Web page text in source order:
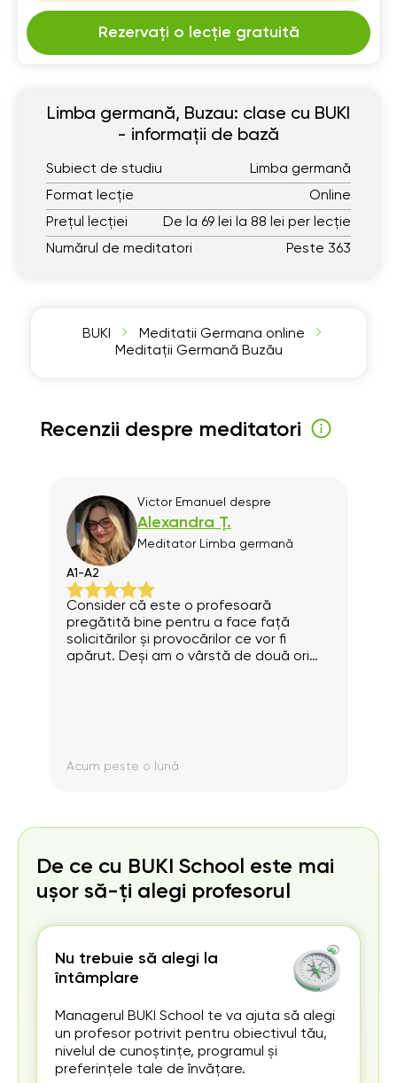
Rezervați o lecție gratuită
Limba germană, Buzau: clase cu BUKI
- informații de bază
Subiect de studiu
Limba germană
Format lecție
Online
Prețul lecției
De la 69 lei la 88 lei per lecție
Numărul de meditatori
Peste 363
BUKI
Meditatii Germana online
Meditații Germană Buzău
Recenzii despre meditatori
Victor Emanuel despre
Alexandra Ț.
Meditator Limba germană
А1-А2
Consider că este o profesoară
pregătită bine pentru a face față
solicitărilor și provocărilor ce vor fi
apărut. Deși am o vârstă de două ori
consecvență!
Acum peste o lună
De ce cu BUKI School este mai
ușor să-ți alegi profesorul
Nu trebuie să alegi la
întâmplare
Managerul BUKI School te va ajuta să alegi
un profesor potrivit pentru obiectivul tău,
nivelul de cunoștințe, programul și
preferințele tale de învățare.